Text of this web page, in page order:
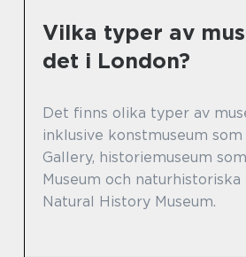
Vilka typer av
det i London?
Det finns olika typer av
inklusive konstmuseum som
Gallery, historiemuseum
Museum och naturhistoriska
Natural History Museum.